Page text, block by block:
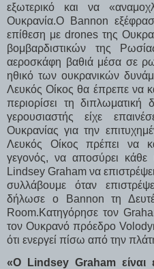
εξωτερικό και να
Ουκρανία.Ο Bannon
επίθεση με drones της
βομβαρδιστικών της
αεροσκάφη βαθιά μέσα σε
ηθικό των ουκρανικών
Λευκός Οίκος θα έπρεπε να
περιορίσει τη διπλωματική
γερουσιαστής είχε
Ουκρανίας για την
Λευκός Οίκος πρέπει να
γεγονός, να αποσύρει κάθε
Lindsey Graham να
συλλάβουμε όταν
δήλωσε ο Bannon τη
Room.Κατηγόρησε τον
τον Ουκρανό πρόεδρο
ότι ενεργεί πίσω από την
«Ο Lindsey Graham είναι